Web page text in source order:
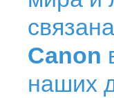
Canon
наших